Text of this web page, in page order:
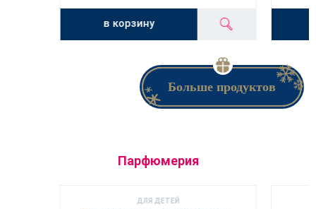
в корзину
Больше продуктов
Парфюмерия
ДЛЯ ДЕТЕЙ